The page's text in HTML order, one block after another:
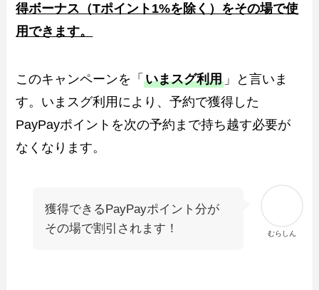
得ボーナス（Tポイント1%を除く）をその場で使
用できます。
このキャンペーンを「いまスグ利用 」と言いま
す。いまスグ利用により、予約で獲得した
PayPayポイントを次の予約まで持ち越す必要が
なくなります。
むらしん
獲得できるPayPayポイント分が
その場で割引されます！